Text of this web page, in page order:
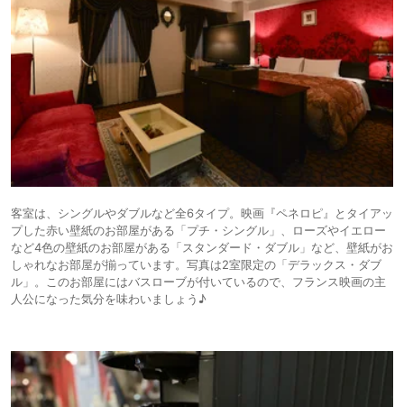
客室は、シングルやダブルなど全6タイプ。映画『ペネロピ』とタイアッ
プした赤い壁紙のお部屋がある「プチ・シングル」、ローズやイエロー
など4色の壁紙のお部屋がある「スタンダード・ダブル」など、壁紙がお
しゃれなお部屋が揃っています。写真は2室限定の「デラックス・ダブ
ル」。このお部屋にはバスローブが付いているので、フランス映画の主
人公になった気分を味わいましょう♪